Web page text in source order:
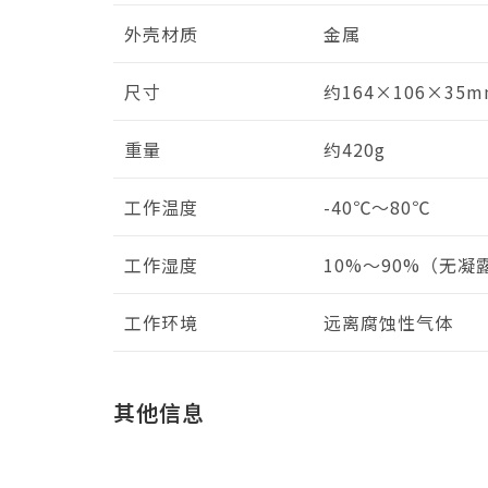
外壳材质 金属
尺寸 约
重量 约420g
工作温度 -40℃～80℃
工作湿度 10%～90%（无凝
工作环境 远离腐蚀性气体
其他信息